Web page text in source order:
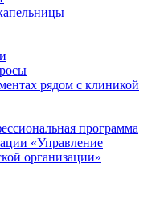
рядом с клиникой
программа
«Управление
организации»